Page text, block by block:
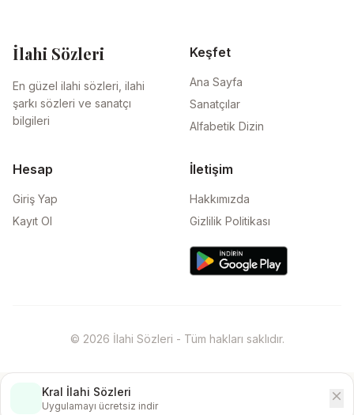
İlahi Sözleri
En güzel ilahi sözleri, ilahi
şarkı sözleri ve sanatçı
bilgileri
Keşfet
Ana Sayfa
Sanatçılar
Alfabetik Dizin
Hesap
Giriş Yap
Kayıt Ol
İletişim
Hakkımızda
Gizlilik Politikası
© 2026 İlahi Sözleri - Tüm hakları saklıdır.
Kral İlahi Sözleri
Uygulamayı ücretsiz indir
close